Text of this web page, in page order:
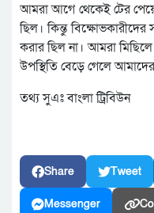
আমরা আগে থেকেই টের
ছিল। কিন্তু
করার ছিল না। আমরা
উপস্থিতি বেড়ে গেলে
তথ্য সুএঃ বাংলা ট্রিবিউন
Share Tweet
Messenger